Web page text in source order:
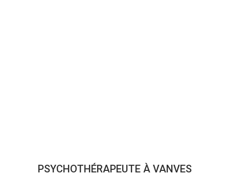
PSYCHOTHÉRAPEUTE À VANVES